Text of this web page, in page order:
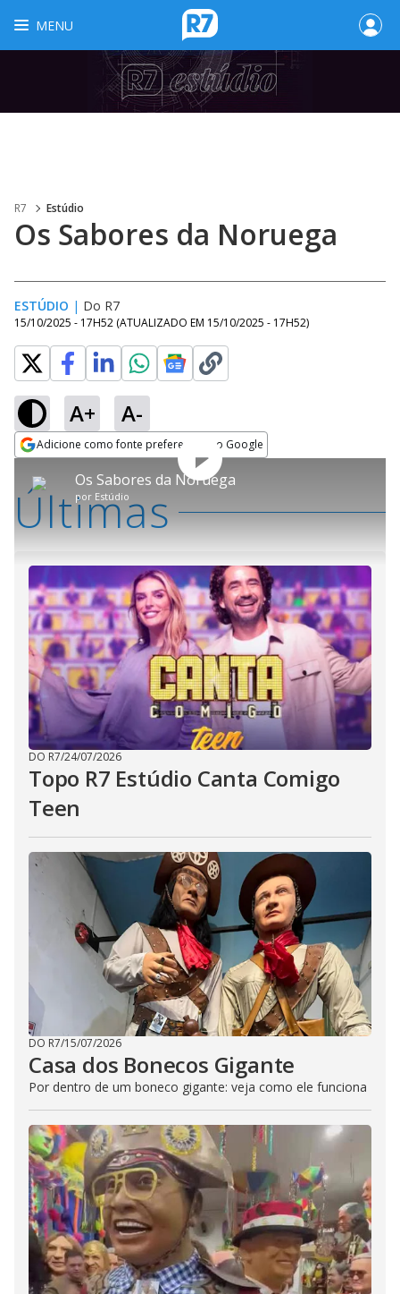
MENU
R7 Estúdio
Os Sabores da Noruega
ESTÚDIO | Do R7
15/10/2025 - 17H52 (ATUALIZADO EM 15/10/2025 - 17H52)
A+ A-
Adicione como fonte preferencial no Google
Play
Video
Os Sabores da Noruega
por Estúdio
This
pressing
the
Escape
key
activating
close
button.
Rever
Últimas
DO R7/24/07/2026
Topo R7 Estúdio Canta Comigo
Teen
DO R7/15/07/2026
Casa dos Bonecos Gigante
Por dentro de um boneco gigante: veja como ele funciona